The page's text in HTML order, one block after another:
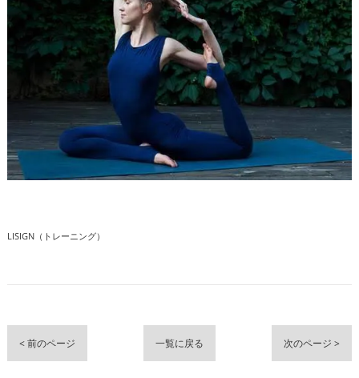
LISIGN（トレーニング）
< 前のページ 一覧に戻る 次のページ >